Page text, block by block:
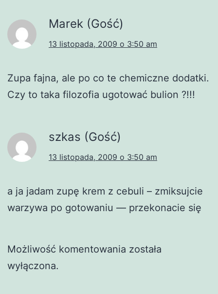
Marek (Gość)
13 listopada, 2009 o 3:50 am
Zupa fajna, ale po co te chemiczne dodatki.
Czy to taka filozofia ugotować bulion ?!!!
szkas (Gość)
13 listopada, 2009 o 3:50 am
a ja jadam zupę krem z cebuli – zmiksujcie
warzywa po gotowaniu — przekonacie się
Możliwość komentowania została
wyłączona.